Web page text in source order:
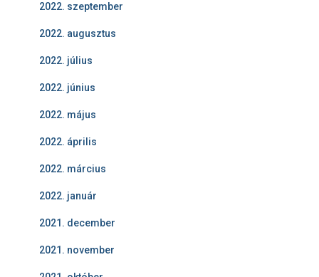
2022. szeptember
2022. augusztus
2022. július
2022. június
2022. május
2022. április
2022. március
2022. január
2021. december
2021. november